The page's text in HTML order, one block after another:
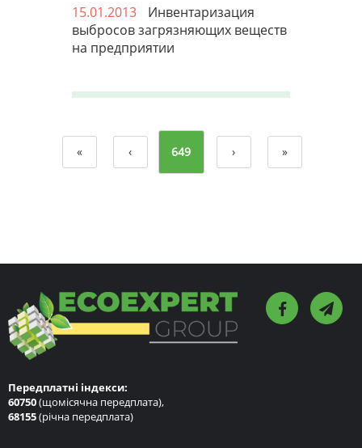
15.01.2013
Инвентаризация
выбросов загрязняющих веществ
на предприятии
« ‹ 649 › »
Передплатні індекси:
60750(щомісячна передплата),
68155(річна передплата)